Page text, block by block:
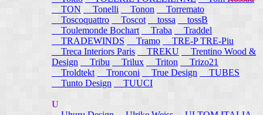
TON
Tonelli Tonon
Torremato
Toscoquattro
Toscot tossa
tossB
Toulemonde Bochart
Traba
Traddel
TRADEWINDS
Tramo
TRE-P TRE-Piu
Treca Interiors Paris
TREKU
Trentino Wood &
Design
Tribu Trilux Triton
Trizo21
Troldtekt Tronconi True Design
TUBES
Tunto Design
TUUCI
U